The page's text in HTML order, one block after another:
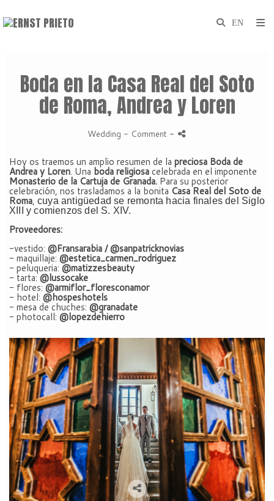
Boda en la Casa Real del Soto
de Roma, Andrea y Loren
Wedding - Comment -
Hoy os traemos un amplio resumen de la preciosa Boda de
Andrea y Loren. Una boda religiosacelebrada en el imponente
Monasterio de la Cartuja de Granada. Para su posterior
celebración, nos trasladamos a la bonita Casa Real del Soto de
Roma, cuya antigüedad se remonta hacia finales del Siglo
XIII y comienzos del S. XIV.
Proveedores:
-vestido: @Fransarabia / @sanpatricknovias
- maquillaje: @estetica_carmen_rodriguez
- peluqueria: @matizzesbeauty
- tarta:@lussocake
- flores: @armiflor_floresconamor
- hotel: @hospeshotels
- mesa de chuches: @granadate
- photocall: @lopezdehierro